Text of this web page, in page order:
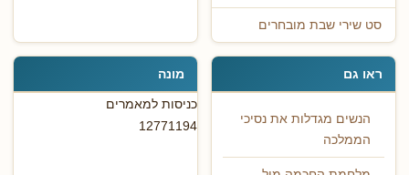
סט שירי שבת מובחרים
ראו גם
הנשים מגדלות את נסיכי
הממלכה
מונה
כניסות למאמרים
12771194